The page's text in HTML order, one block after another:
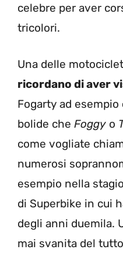
celebre per aver
tricolori.
Una delle
ricordano di aver
Fogarty ad
bolide che Foggy o
come vogliate
numerosi
esempio nella
di Superbike in cui
degli anni duemila.
mai svanita del